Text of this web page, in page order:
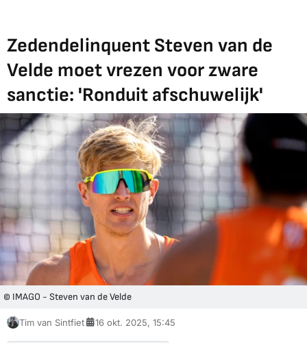
Zedendelinquent Steven van de
Velde moet vrezen voor zware
sanctie: 'Ronduit afschuwelijk'
© IMAGO - Steven van de Velde
Tim van Sintfiet 16 okt. 2025, 15:45